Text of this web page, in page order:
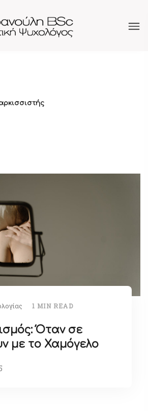
1 MIN READ
Όταν σε
με το Χαμόγελο